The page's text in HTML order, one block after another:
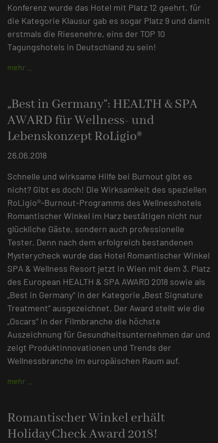
Konferenz wurde das Hotel mit Platz 12 geehrt, für
die Kategorie Klausur gab es sogar Platz 9 und damit
erstmals die Riesenehre, eins der TOP 10
Tagungshotels in Deutschland zu sein!
mehr …
„Best in Germany“: HEALTH & SPA
AWARD für Wellness- und
Lebenskonzept RoLigio®
26.06.2018
Schnelle und wirksame Hilfe bei Burnout gibt es
nicht? Gibt es doch! Die Wirksamkeit des speziellen
RoLigio®-Burnout-Programms des Wellnesshotels
Romantischer Winkel im Harz bestätigen nicht nur
glückliche Gäste, sondern auch professionelle
Tester. Denn nach dem erfolgreich bestandenen
Mysterycheck wurde das Hotel Romantischer Winkel
SPA & Wellness Resort jetzt in Wien mit dem 3. Platz
des European HEALTH & SPA AWARD 2018 sowie als
„Best in Germany“ in der Kategorie „Best Signature
Treatment“ ausgezeichnet. Der Award stellt wie die
„Oscars“ in der Filmbranche die höchste
Auszeichnung für Gesundheitsunternehmen dar und
zeigt Produktinnovationen und Trends der
Wellnessbranche im europäischen Raum auf.
mehr …
Romantischer Winkel erhält
HolidayCheck Award 2018!